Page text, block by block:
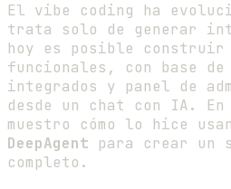
El vibe coding ha
trata solo de generar
hoy es posible construir
funcionales, con base
integrados y panel de
desde un chat con IA.
muestro cómo lo hice
DeepAgent para crear un
completo.